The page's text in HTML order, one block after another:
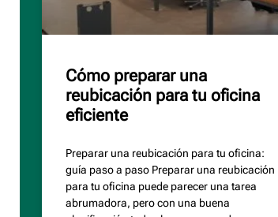
Cómo preparar una
reubicación para tu oficina
eficiente
Preparar una reubicación para tu oficina:
guía paso a paso Preparar una reubicación
para tu oficina puede parecer una tarea
abrumadora, pero con una buena